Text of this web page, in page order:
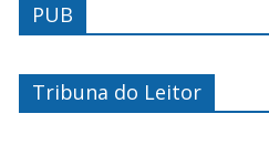
PUB
Tribuna do Leitor